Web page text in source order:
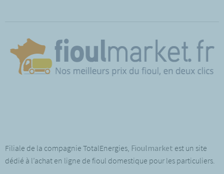
Filiale de la compagnie TotalEnergies, Fioulmarket est un site
dédié à l’achat en ligne de fioul domestique pour les particuliers.